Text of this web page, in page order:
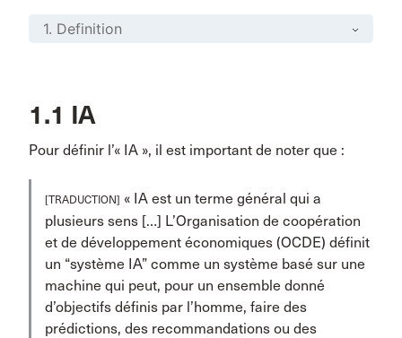
1.1 IA
Pour définir l’« IA », il est important de noter que :
[TRADUCTION] « IA est un terme général qui a
plusieurs sens […] L’Organisation de coopération
et de développement économiques (OCDE) définit
un “système IA” comme un système basé sur une
machine qui peut, pour un ensemble donné
d’objectifs définis par l’homme, faire des
prédictions, des recommandations ou des